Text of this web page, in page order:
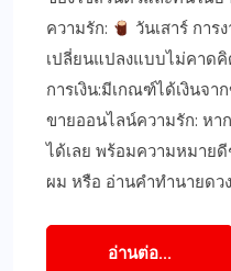
ความรัก:
วันเสาร์ การ
เปลี่ยนแปลงแบบไม่คาด
การเงิน:มีเกณฑ์ได้เงินจา
ขายออนไลน์ความรัก: หา
ได้เลย พร้อมความหมาย
ผม หรือ อ่านคำทำนายดว
อ่านต่อ...